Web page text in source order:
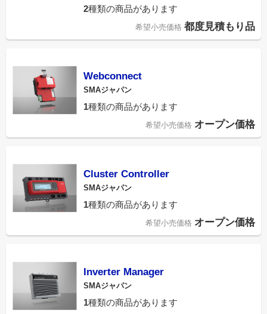
2種類の商品があります
希望小売価格 都度見積もり品
Webconnect
SMAジャパン
1種類の商品があります
希望小売価格 オープン価格
Cluster Controller
SMAジャパン
1種類の商品があります
希望小売価格 オープン価格
Inverter Manager
SMAジャパン
1種類の商品があります